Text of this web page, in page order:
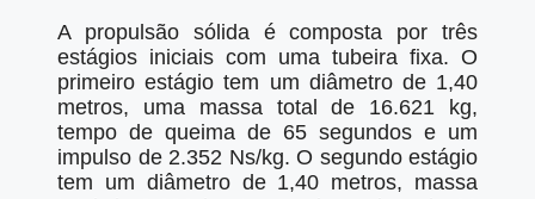
A propulsão sólida é composta por três
estágios iniciais com uma tubeira fixa. O
primeiro estágio tem um diâmetro de 1,40
metros, uma massa total de 16.621 kg,
tempo de queima de 65 segundos e um
impulso de 2.352 Ns/kg. O segundo estágio
tem um diâmetro de 1,40 metros, massa